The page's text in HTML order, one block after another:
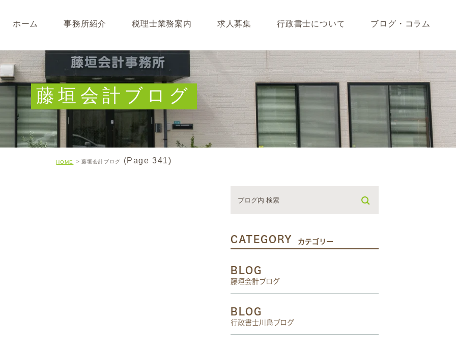
ホーム 事務所紹介
事務所･スタッフ紹介
求人募集
税理士業務案内
なぜ税理士が必要なのか
キャッシュフロー経営について
開業･経営支援について
相続について･事業承継について
求人募集 行政書士について ブログ・コラム
藤垣会計ブログ
行政書士川島ブログ
365BLOG
コラム
藤垣会計ブログ
HOME 藤垣会計ブログ (Page 341)
CATEGORY カテゴリー
BLOG
藤垣会計ブログ
BLOG
行政書士川島ブログ